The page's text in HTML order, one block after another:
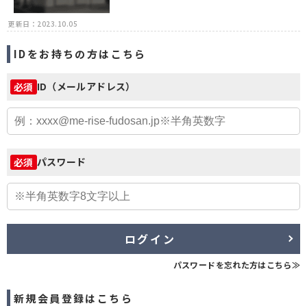
更新日：2023.10.05
IDをお持ちの方はこちら
必須 ID（メールアドレス）
必須 パスワード
ログイン
パスワードを忘れた方はこちら≫
新規会員登録はこちら